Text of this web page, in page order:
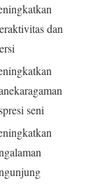
dan
seni